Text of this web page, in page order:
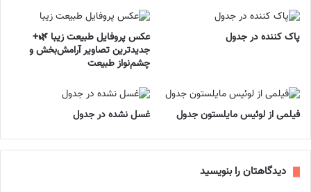
پاک کننده در جدول
عکس پروفایل طبیعت زیبا 🌿+
جدیدترین تصاویر آرامش‌بخش و
چشم‌نواز طبیعت
فیلمی از لوئیس مایلستون جدول غسل نشده در جدول
دیدگاهتان را بنویسید